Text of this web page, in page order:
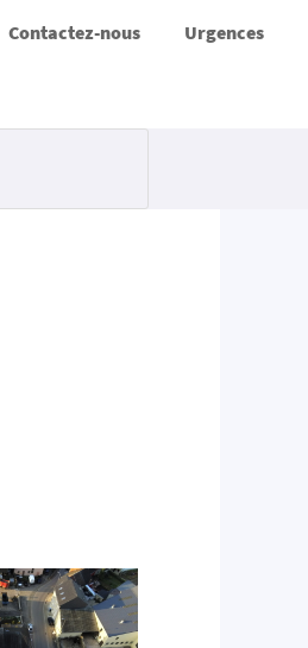
Contactez-nous Urgences